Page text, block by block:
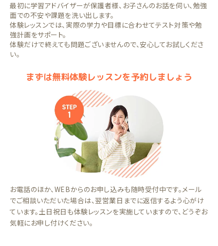
最初に学習アドバイザーが保護者様、お子さんのお話を伺い、勉強
面での不安や課題を洗い出します。
体験レッスンでは、実際の学力や目標に合わせてテスト対策や勉
強計画をサポート。
体験だけで終えても問題ございませんので、安心してお試しくださ
い。
まずは無料体験レッスンを予約しましょう
お電話のほか、WEBからのお申し込みも随時受付中です。メール
でご相談いただいた場合は、翌営業日までに返信するよう心がけ
ています。土日祝日も体験レッスンを実施していますので、どうぞお
気軽にお申し付けください。